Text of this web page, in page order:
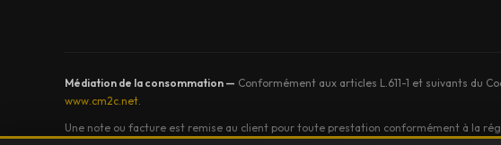
Médiation de la consommation — Conformément aux articles L.611-1 et suivants du
www.cm2c.net.
Une note ou facture est remise au client pour toute prestation conformément à la